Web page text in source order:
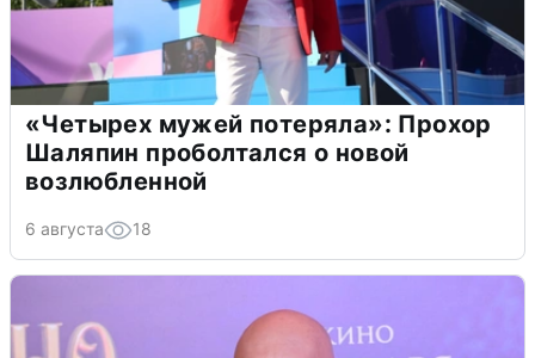
«Четырех мужей потеряла»: Прохор
Шаляпин проболтался о новой
возлюбленной
6 августа 18